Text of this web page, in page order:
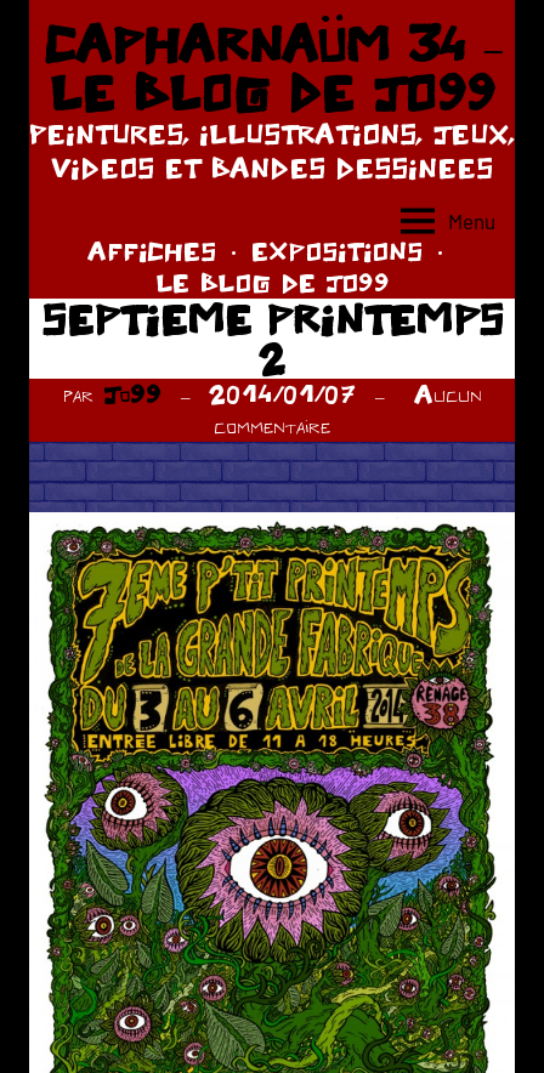
Aller
contenu
CAPHARNAÜM 34 –
LE BLOG DE JO99
PEINTURES, ILLUSTRATIONS, JEUX,
VIDEOS ET BANDES DESSINEES
Menu
AFFICHES
EXPOSITIONS
LE BLOG DE JO99
SEPTIEME PRINTEMPS
2
par Jo99 2014/01/07
Aucun
commentaire